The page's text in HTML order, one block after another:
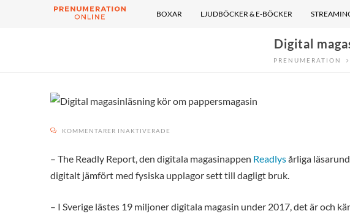
BOXAR LJUDBÖCKER & E-BÖCKER
Digital
PRENUMERATION
KOMMENTARER INAKTIVERADE
OM
PAPPERSMAGASIN
– The Readly Report, den digitala magasinappen Readlysårliga
digitalt jämfört med fysiska upplagor sett till dagligt bruk.
– I Sverige lästes 19 miljoner digitala magasin under 2017, det är och